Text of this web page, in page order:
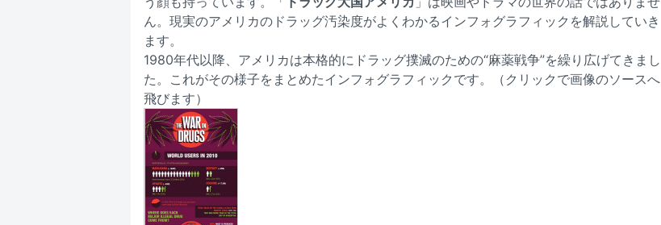
ん。現実のアメリカのドラッグ汚染度がよくわかるインフォグラフィックを解説していき
ます。
1980年代以降、アメリカは本格的にドラッグ撲滅のための“麻薬戦争”を繰り広げてきまし
た。これがその様子をまとめたインフォグラフィックです。（クリックで画像のソースへ
飛びます）